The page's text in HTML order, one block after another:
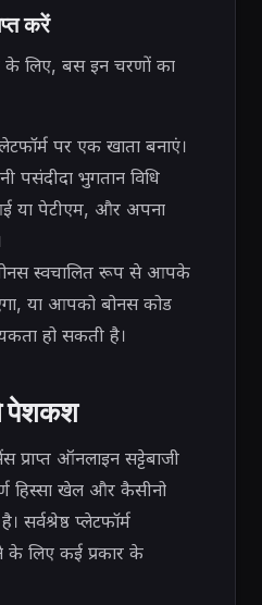
करें
के लिए, बस इन चरणों का
पर एक खाता बनाएं।
पसंदीदा भुगतान विधि
या पेटीएम, और अपना
स्वचालित रूप से आपके
या आपको बोनस कोड
हो सकती है।
पेशकश
प्राप्त ऑनलाइन सट्टेबाजी
हिस्सा खेल और कैसीनो
सर्वश्रेष्ठ प्लेटफॉर्म
के लिए कई प्रकार के